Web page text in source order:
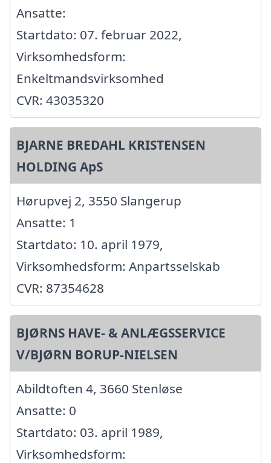
Ansatte:
Startdato: 07. februar 2022,
Virksomhedsform:
Enkeltmandsvirksomhed
CVR: 43035320
BJARNE BREDAHL KRISTENSEN
HOLDING ApS
Hørupvej 2, 3550 Slangerup
Ansatte: 1
Startdato: 10. april 1979,
Virksomhedsform: Anpartsselskab
CVR: 87354628
BJØRNS HAVE- & ANLÆGSSERVICE
V/BJØRN BORUP-NIELSEN
Abildtoften 4, 3660 Stenløse
Ansatte: 0
Startdato: 03. april 1989,
Virksomhedsform: